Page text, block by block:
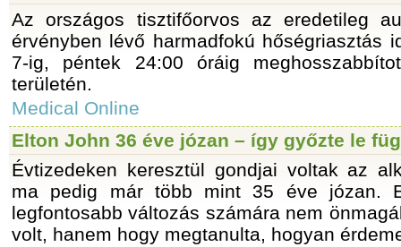
Az országos tisztifőorvos az eredetileg
érvényben lévő harmadfokú hőségriasztás
7-ig, péntek 24:00 óráig
területén.
Medical Online
Elton John 36 éve józan – így győzte le
Évtizedeken keresztül gondjai voltak az
ma pedig már több mint 35 éve józan.
legfontosabb változás számára nem
volt, hanem hogy megtanulta, hogyan